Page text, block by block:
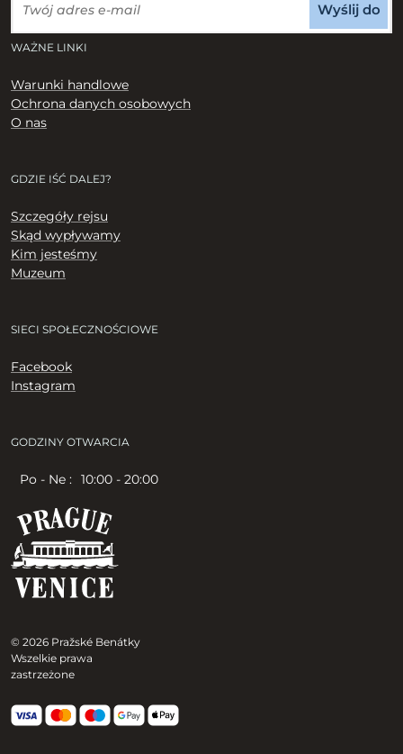
Wyślij do
© 2026 Pražské Benátky
Wszelkie prawa
zastrzeżone
WAŻNE LINKI
Warunki handlowe
Ochrona danych osobowych
O nas
GDZIE IŚĆ DALEJ?
Szczegóły rejsu
Skąd wypływamy
Kim jesteśmy
Muzeum
SIECI SPOŁECZNOŚCIOWE
Facebook
Instagram
GODZINY OTWARCIA
Po - Ne : 10:00 - 20:00